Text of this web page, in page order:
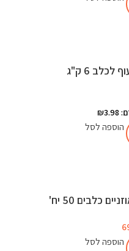
6 ק"ג
הוספה לסל
כלבים 50 יח'
הוספה לסל